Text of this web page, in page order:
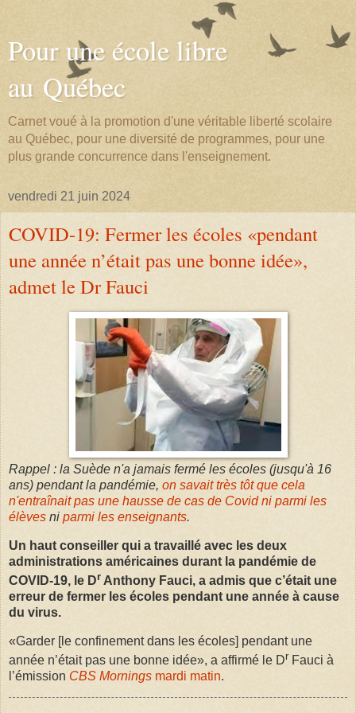
Pour une école libre
au Québec
Carnet voué à la promotion d'une véritable liberté scolaire
au Québec, pour une diversité de programmes, pour une
plus grande concurrence dans l'enseignement.
vendredi 21 juin 2024
COVID-19: Fermer les écoles «pendant
une année n’était pas une bonne idée»,
admet le Dr Fauci
Rappel : la Suède n'a jamais fermé les écoles (jusqu'à 16
ans) pendant la pandémie, on savait très tôt que cela
n'entraînait pas une hausse de cas de Covid ni parmi les
élèves ni parmi les enseignants.
Un haut conseiller qui a travaillé avec les deux
administrations américaines durant la pandémie de
COVID-19, le Dr Anthony Fauci, a admis que c’était une
erreur de fermer les écoles pendant une année à cause
du virus.
«Garder [le confinement dans les écoles] pendant une
année n’était pas une bonne idée», a affirmé le Dr Fauci à
l’émission CBS Mornings mardi matin.